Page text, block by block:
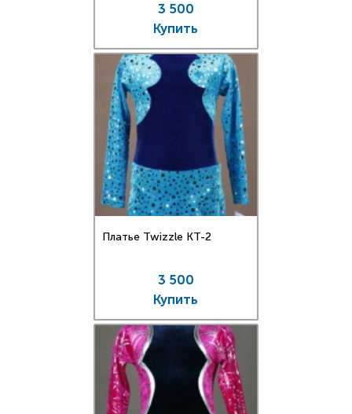
3 500
Купить
Платье Twizzle КT-2
3 500
Купить